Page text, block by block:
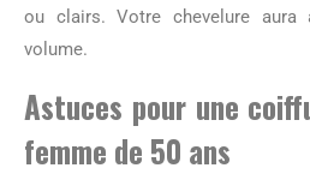
ou clairs. Votre chevelure aura
volume.
Astuces pour une
femme de 50 ans